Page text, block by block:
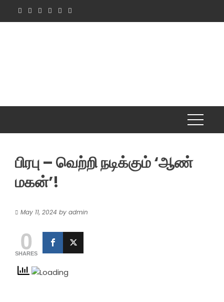
பிரபு – வெற்றி நடிக்கும் ‘ஆண்
மகன்’!
May 11, 2024 by admin
0
SHARES